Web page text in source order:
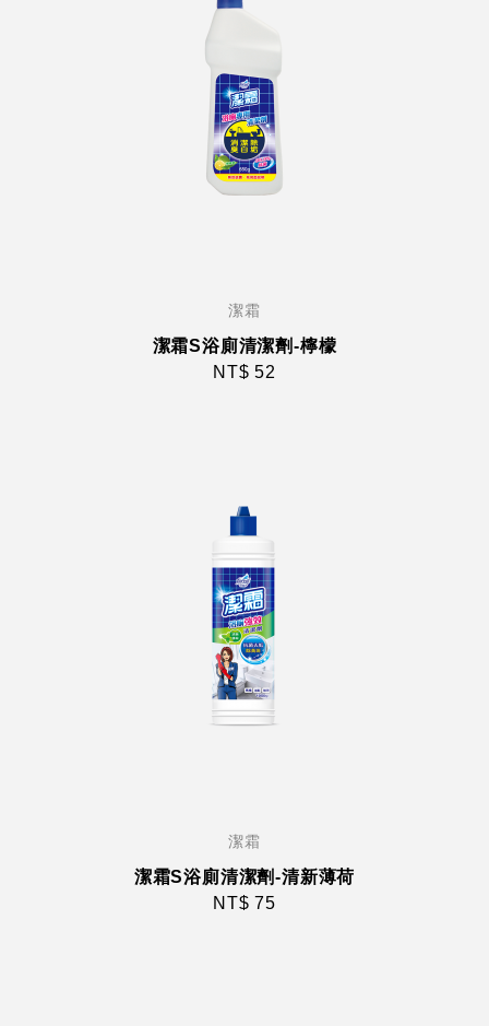
潔霜
潔霜S浴廁清潔劑-檸檬
NT$ 52
潔霜
潔霜S浴廁清潔劑-清新薄荷
NT$ 75